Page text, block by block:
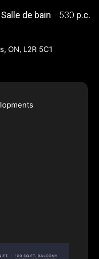
Salle de bain 530 p.c.
ON, L2R 5C1